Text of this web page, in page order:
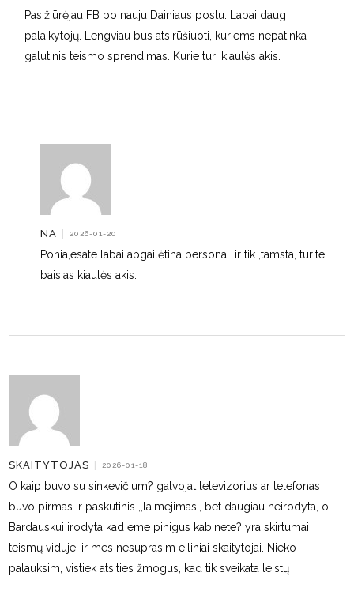
Pasižiūrėjau FB po nauju Dainiaus postu. Labai daug
palaikytojų. Lengviau bus atsirūšiuoti, kuriems nepatinka
galutinis teismo sprendimas. Kurie turi kiaulės akis.
NA | 2026-01-20
Ponia,esate labai apgailėtina persona,. ir tik ,tamsta, turite
baisias kiaulės akis.
SKAITYTOJAS | 2026-01-18
O kaip buvo su sinkevičium? galvojat televizorius ar telefonas
buvo pirmas ir paskutinis ,,laimejimas,, bet daugiau neirodyta, o
Bardauskui irodyta kad eme pinigus kabinete? yra skirtumai
teismų viduje, ir mes nesuprasim eiliniai skaitytojai. Nieko
palauksim, vistiek atsities žmogus, kad tik sveikata leistų